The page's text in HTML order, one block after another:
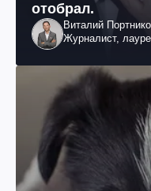
отобрал.
Виталий
Журналист,